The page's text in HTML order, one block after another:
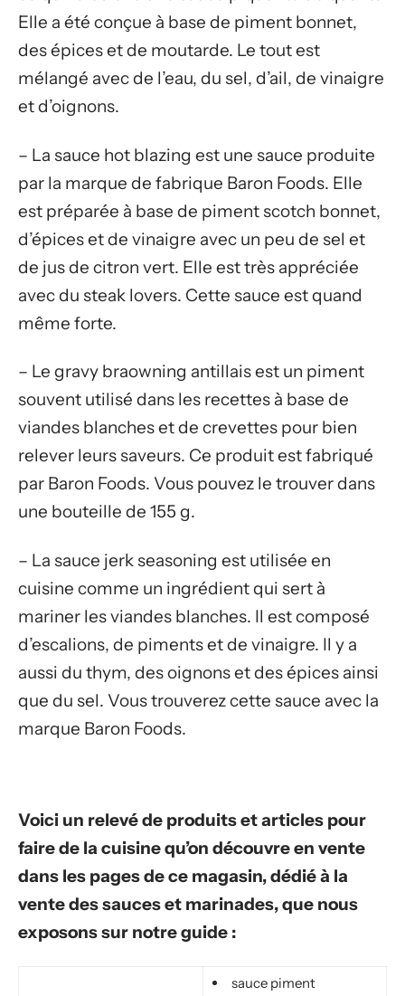
Elle a été conçue à base de piment bonnet,
des épices et de moutarde. Le tout est
mélangé avec de l’eau, du sel, d’ail, de vinaigre
et d’oignons.
– La sauce hot blazing est une sauce produite
par la marque de fabrique Baron Foods. Elle
est préparée à base de piment scotch bonnet,
d’épices et de vinaigre avec un peu de sel et
de jus de citron vert. Elle est très appréciée
avec du steak lovers. Cette sauce est quand
même forte.
– Le gravy braowning antillais est un piment
souvent utilisé dans les recettes à base de
viandes blanches et de crevettes pour bien
relever leurs saveurs. Ce produit est fabriqué
par Baron Foods. Vous pouvez le trouver dans
une bouteille de 155 g.
– La sauce jerk seasoning est utilisée en
cuisine comme un ingrédient qui sert à
mariner les viandes blanches. Il est composé
d’escalions, de piments et de vinaigre. Il y a
aussi du thym, des oignons et des épices ainsi
que du sel. Vous trouverez cette sauce avec la
marque Baron Foods.
Voici un relevé de produits et articles pour
faire de la cuisine qu’on découvre en vente
dans les pages de ce magasin, dédié à la
vente des sauces et marinades, que nous
exposons sur notre guide :
sauce piment